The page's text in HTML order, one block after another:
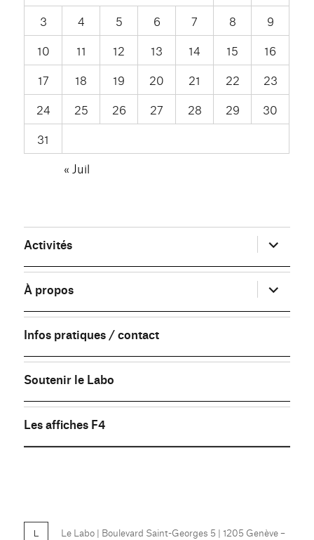
3
4 5 6 7 8
9
10
11 12 13 14 15
16
17
18 19 20 21 22
23
24
25 26 27 28 29
30
31
« Juil
Activités ouvrir
le
sous-
menu
À propos
ouvrir
le
sous-
menu
Infos pratiques / contact
Soutenir le Labo
Les affiches F4
Le Labo | Boulevard Saint-Georges 5 | 1205 Genève –